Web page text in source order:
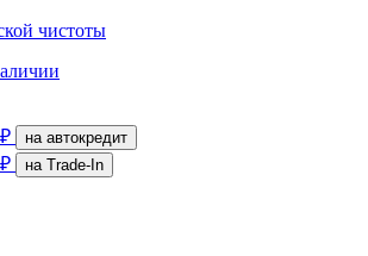
чистоты
на автокредит
на Trade-In